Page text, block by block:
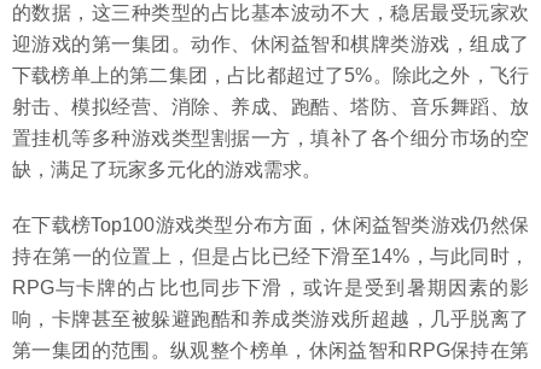
的数据，这三种类型的占比基本波动不大，稳居最受玩家欢
迎游戏的第一集团。动作、休闲益智和棋牌类游戏，组成了
下载榜单上的第二集团，占比都超过了5%。除此之外，飞行
射击、模拟经营、消除、养成、跑酷、塔防、音乐舞蹈、放
置挂机等多种游戏类型割据一方，填补了各个细分市场的空
缺，满足了玩家多元化的游戏需求。
在下载榜Top100游戏类型分布方面，休闲益智类游戏仍然保
持在第一的位置上，但是占比已经下滑至14%，与此同时，
RPG与卡牌的占比也同步下滑，或许是受到暑期因素的影
响，卡牌甚至被躲避跑酷和养成类游戏所超越，几乎脱离了
第一集团的范围。纵观整个榜单，休闲益智和RPG保持在第